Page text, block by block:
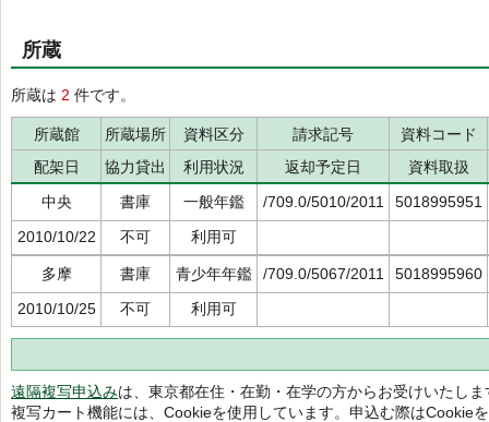
所蔵
所蔵は 2 件です。
所蔵館 所蔵場所 資料区分 請求記号
資料コード
配架日
協力貸出 利用状況 返却予定日
資料取扱
中央
書庫 一般年鑑 /709.0/5010/2011
5018995951
2010/10/22
不可 利用可
多摩 書庫 青少年年鑑 /709.0/5067/2011
5018995960
2010/10/25
不可 利用可
遠隔複写申込みは、東京都在住・在勤・在学の方からお受けいたしま
複写カート機能には、Cookieを使用しています。申込む際はCookie